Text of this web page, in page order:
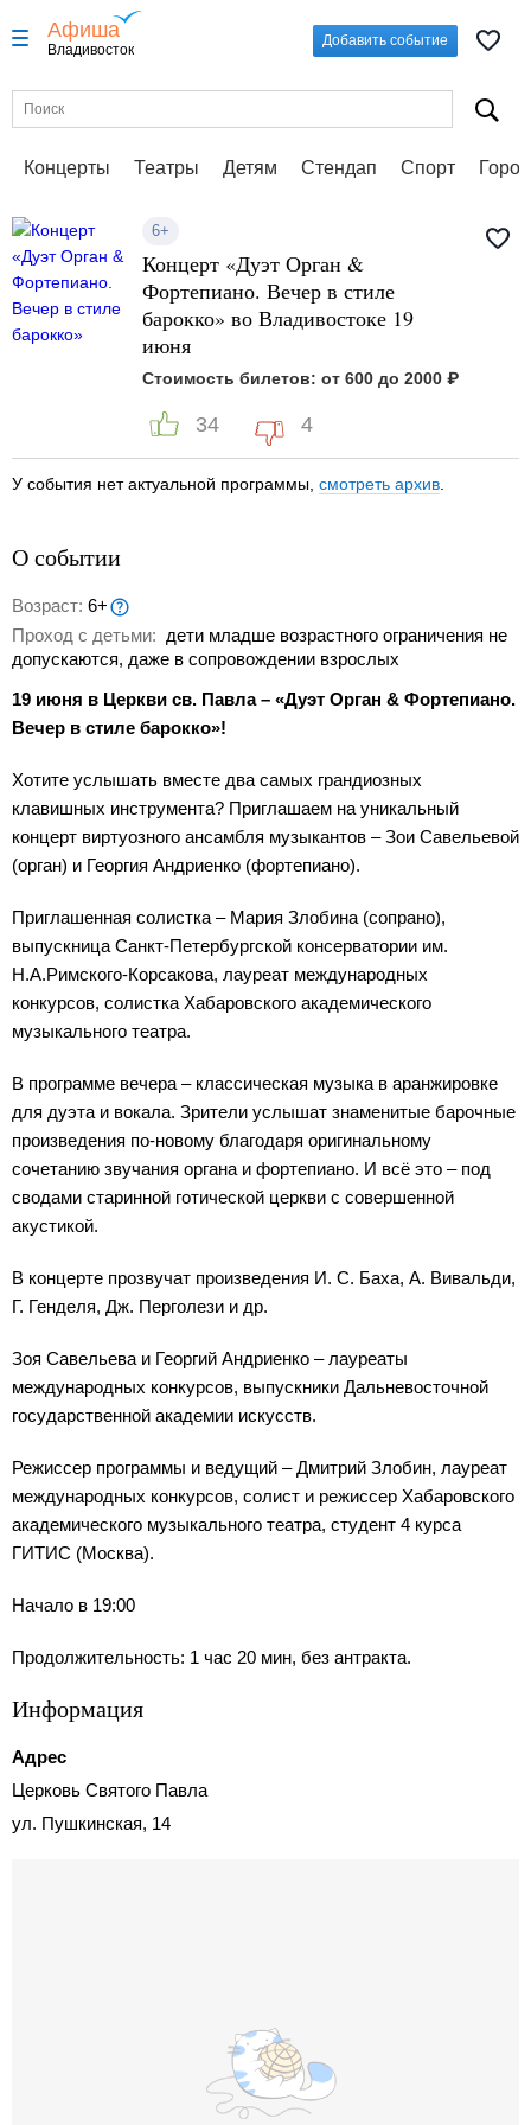
Афиша
Владивосток
Добавить событие
Концерты Театры Детям Стендап Спорт
6+
Концерт «Дуэт Орган &
Фортепиано. Вечер в стиле
барокко» во Владивостоке 19
июня
Стоимость билетов: от 600 до 2000 ₽
34 4
У события нет актуальной программы, смотреть архив
О событии
Возраст: 6+
Проход с детьми: дети младше возрастного ограничения не
допускаются, даже в сопровождении взрослых
19 июня в Церкви св. Павла – «Дуэт Орган & Фортепиано.
Вечер в стиле барокко»!
Хотите услышать вместе два самых грандиозных
клавишных инструмента? Приглашаем на уникальный
концерт виртуозного ансамбля музыкантов – Зои Савельевой
(орган) и Георгия Андриенко (фортепиано).
Приглашенная солистка – Мария Злобина (сопрано),
выпускница Санкт-Петербургской консерватории им.
Н.А.Римского-Корсакова, лауреат международных
конкурсов, солистка Хабаровского академического
музыкального театра.
В программе вечера – классическая музыка в аранжировке
для дуэта и вокала. Зрители услышат знаменитые барочные
произведения по-новому благодаря оригинальному
сочетанию звучания органа и фортепиано. И всё это – под
сводами старинной готической церкви с совершенной
акустикой.
В концерте прозвучат произведения И. С. Баха, А. Вивальди,
Г. Генделя, Дж. Перголези и др.
Зоя Савельева и Георгий Андриенко – лауреаты
международных конкурсов, выпускники Дальневосточной
государственной академии искусств.
Режиссер программы и ведущий – Дмитрий Злобин, лауреат
международных конкурсов, солист и режиссер Хабаровского
академического музыкального театра, студент 4 курса
ГИТИС (Москва).
Начало в 19:00
Продолжительность: 1 час 20 мин, без антракта.
Информация
Адрес
Церковь Святого Павла
ул. Пушкинская, 14